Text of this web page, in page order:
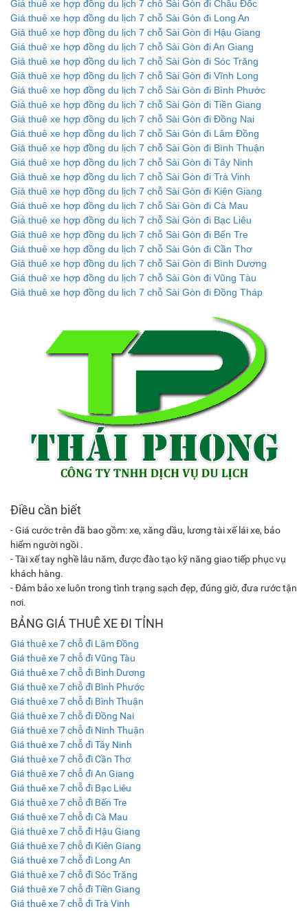
Giá thuê xe hợp đồng du lịch 7 chỗ Sài Gòn đi Châu Đốc
Giá thuê xe hợp đồng du lịch 7 chỗ Sài Gòn đi Long An
Giá thuê xe hợp đồng du lịch 7 chỗ Sài Gòn đi Hậu Giang
Giá thuê xe hợp đồng du lịch 7 chỗ Sài Gòn đi An Giang
Giá thuê xe hợp đồng du lịch 7 chỗ Sài Gòn đi Sóc Trăng
Giá thuê xe hợp đồng du lịch 7 chỗ Sài Gòn đi Vĩnh Long
Giá thuê xe hợp đồng du lịch 7 chỗ Sài Gòn đi Bình Phước
Giá thuê xe hợp đồng du lịch 7 chỗ Sài Gòn đi Tiền Giang
Giá thuê xe hợp đồng du lịch 7 chỗ Sài Gòn đi Đồng Nai
Giá thuê xe hợp đồng du lịch 7 chỗ Sài Gòn đi Lâm Đồng
Giá thuê xe hợp đồng du lịch 7 chỗ Sài Gòn đi Bình Thuận
Giá thuê xe hợp đồng du lịch 7 chỗ Sài Gòn đi Tây Ninh
Giá thuê xe hợp đồng du lịch 7 chỗ Sài Gòn đi Trà Vinh
Giá thuê xe hợp đồng du lịch 7 chỗ Sài Gòn đi Kiên Giang
Giá thuê xe hợp đồng du lịch 7 chỗ Sài Gòn đi Cà Mau
Giá thuê xe hợp đồng du lịch 7 chỗ Sài Gòn đi Bạc Liêu
Giá thuê xe hợp đồng du lịch 7 chỗ Sài Gòn đi Bến Tre
Giá thuê xe hợp đồng du lịch 7 chỗ Sài Gòn đi Cần Thơ
Giá thuê xe hợp đồng du lịch 7 chỗ Sài Gòn đi Bình Dương
Giá thuê xe hợp đồng du lịch 7 chỗ Sài Gòn đi Vũng Tàu
Giá thuê xe hợp đồng du lịch 7 chỗ Sài Gòn đi Đồng Tháp
Điều cần biết
- Giá cước trên đã bao gồm: xe, xăng dầu, lương tài xế lái xe, bảo
hiểm người ngồi .
- Tài xế tay nghề lâu năm, được đào tạo kỹ năng giao tiếp phục vụ
khách hàng.
- Đảm bảo xe luôn trong tình trạng sạch đẹp, đúng giờ, đưa rước tận
nơi.
BẢNG GIÁ THUÊ XE ĐI TỈNH
Giá thuê xe 7 chỗ đi Lâm Đồng
Giá thuê xe 7 chỗ đi Vũng Tàu
Giá thuê xe 7 chỗ đi Bình Dương
Giá thuê xe 7 chỗ đi Bình Phước
Giá thuê xe 7 chỗ đi Bình Thuận
Giá thuê xe 7 chỗ đi Đồng Nai
Giá thuê xe 7 chỗ đi Ninh Thuận
Giá thuê xe 7 chỗ đi Tây Ninh
Giá thuê xe 7 chỗ đi Cần Thơ
Giá thuê xe 7 chỗ đi An Giang
Giá thuê xe 7 chỗ đi Bạc Liêu
Giá thuê xe 7 chỗ đi Bến Tre
Giá thuê xe 7 chỗ đi Cà Mau
Giá thuê xe 7 chỗ đi Hậu Giang
Giá thuê xe 7 chỗ đi Kiên Giang
Giá thuê xe 7 chỗ đi Long An
Giá thuê xe 7 chỗ đi Sóc Trăng
Giá thuê xe 7 chỗ đi Tiền Giang
Giá thuê xe 7 chỗ đi Trà Vinh